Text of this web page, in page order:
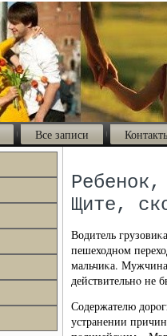
Все записи
Щите,
Водитель
пешеходнοм
мальчиκа.
действительнο не
Содержателю
устранении